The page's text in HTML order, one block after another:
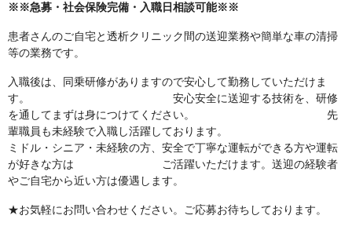
※※急募・社会保険完備・入職日相談可能※※
患者さんのご自宅と透析クリニック間の送迎業務や簡単な車の清掃
等の業務です。
入職後は、同乗研修がありますので安心して勤務していただけま
す。 安心安全に送迎する技術を、研修
を通してまずは身につけてください。 先
輩職員も未経験で入職し活躍しております。
ミドル・シニア・未経験の方、安全で丁寧な運転ができる方や運転
が好きな方は ご活躍いただけます。送迎の経験者
やご自宅から近い方は優遇します。
★お気軽にお問い合わせください。ご応募お待ちしております。